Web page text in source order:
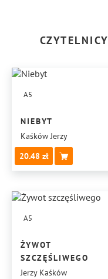
A5
NIEBYT
Kaśków Jerzy
20.48
A5
ŻYWOT
SZCZĘŚLIWEGO
Jerzy Kaśków